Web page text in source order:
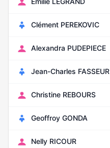
Clément PEREKOVIC
Alexandra PUDEPIECE
Jean-Charles FASSEUR
Christine REBOURS
Geoffroy GONDA
Nelly RICOUR